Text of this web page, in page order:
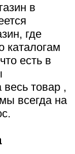
в
где
каталогам
есть в
товар ,
всегда на